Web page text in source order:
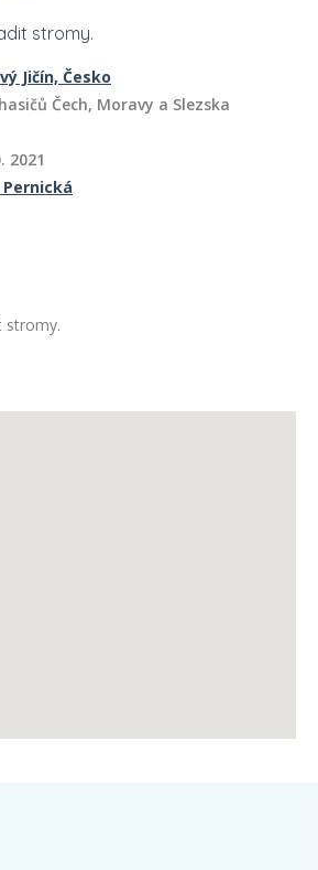
stromy.
Jičín, Česko
Čech, Moravy a Slezska
2021
stromy.